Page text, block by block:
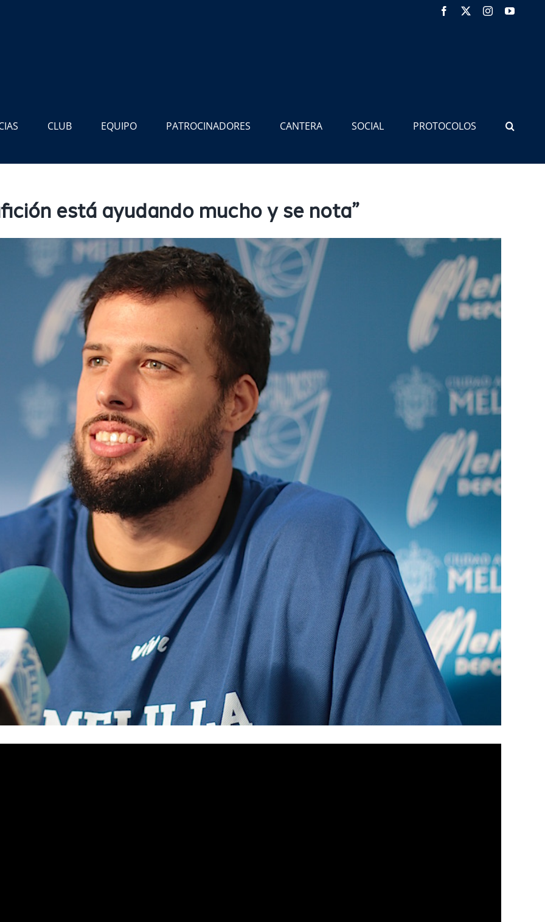
Facebook Instagram
CLUB EQUIPO PATROCINADORES CANTERA SOCIAL PROTOCOLOS
está ayudando mucho y se nota”